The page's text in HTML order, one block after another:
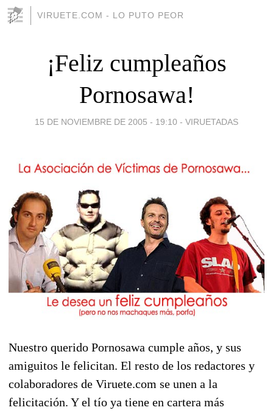
VIRUETE.COM - LO PUTO PEOR
¡Feliz cumpleaños
Pornosawa!
15 DE NOVIEMBRE DE 2005 - 19:10 - VIRUETADAS
Nuestro querido Pornosawa cumple años, y sus
amiguitos le felicitan. El resto de los redactores y
colaboradores de Viruete.com se unen a la
felicitación. Y el tío ya tiene en cartera más